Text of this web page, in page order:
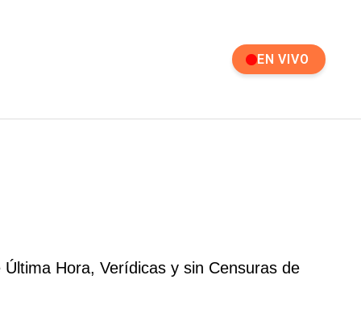
EN VIVO
Hora, Verídicas y sin Censuras de